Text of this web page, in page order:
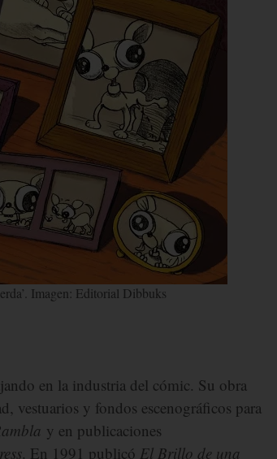
Imagen: Editorial Dibbuks
en la industria del cómic. Su obra
vestuarios y fondos escenográficos para
y en publicaciones
. En 1991 publicó El Brillo de una